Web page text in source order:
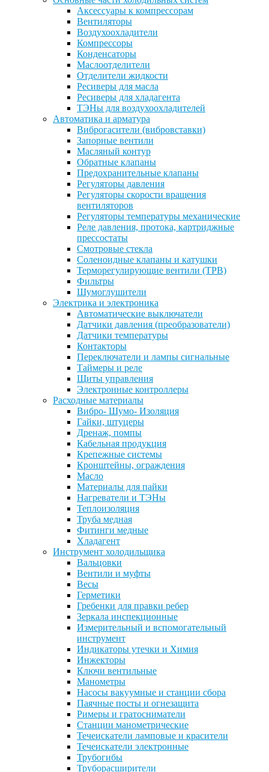
Аксессуары к компрессорам
Вентиляторы
Воздухоохладители
Компрессоры
Конденсаторы
Маслоотделители
Отделители жидкости
Ресиверы для масла
Ресиверы для хладагента
ТЭНы для воздухоохладителей
Автоматика и арматура
Виброгасители (вибровставки)
Запорные вентили
Масляный контур
Обратные клапаны
Предохранительные клапаны
Регуляторы давления
Регуляторы скорости вращения
вентиляторов
Регуляторы температуры механические
Реле давления, протока, картриджные
прессостаты
Смотровые стекла
Соленоидные клапаны и катушки
Терморегулирующие вентили (ТРВ)
Фильтры
Шумоглушители
Электрика и электроника
Автоматические выключатели
Датчики давления (преобразователи)
Датчики температуры
Контакторы
Переключатели и лампы сигнальные
Таймеры и реле
Щиты управления
Электронные контроллеры
Расходные материалы
Вибро- Шумо- Изоляция
Гайки, штуцеры
Дренаж, помпы
Кабельная продукция
Крепежные системы
Кронштейны, ограждения
Масло
Материалы для пайки
Нагреватели и ТЭНы
Теплоизоляция
Труба медная
Фитинги медные
Хладагент
Инструмент холодильщика
Вальцовки
Вентили и муфты
Весы
Герметики
Гребенки для правки ребер
Зеркала инспекционные
Измерительный и вспомогательный
инструмент
Индикаторы утечки и Химия
Инжекторы
Ключи вентильные
Манометры
Насосы вакуумные и станции сбора
Паячные посты и огнезащита
Римеры и гратосниматели
Станции манометрические
Течеискатели ламповые и красители
Течеискатели электронные
Трубогибы
Труборасширители